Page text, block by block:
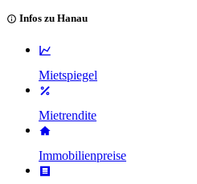
Infos zu Hanau
Mietspiegel
Mietrendite
Immobilienpreise